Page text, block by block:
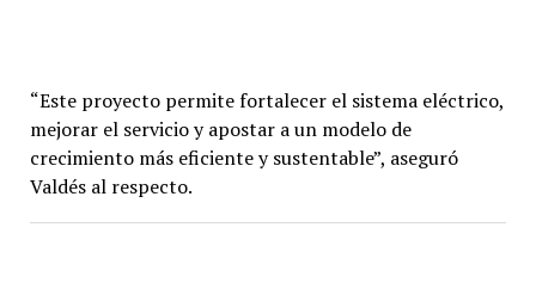
“Este proyecto permite fortalecer el sistema eléctrico,
mejorar el servicio y apostar a un modelo de
crecimiento más eficiente y sustentable”, aseguró
Valdés al respecto.